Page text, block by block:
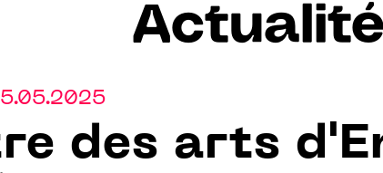
Actualité
des arts